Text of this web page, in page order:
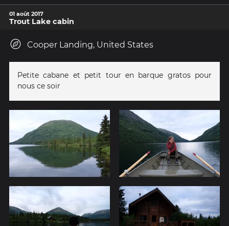
01 août 2017
Trout Lake cabin
Cooper Landing, United States
Petite cabane et petit tour en barque gratos pour
nous ce soir